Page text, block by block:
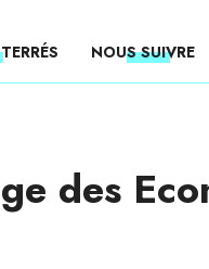
NOUS SUIVRE
des